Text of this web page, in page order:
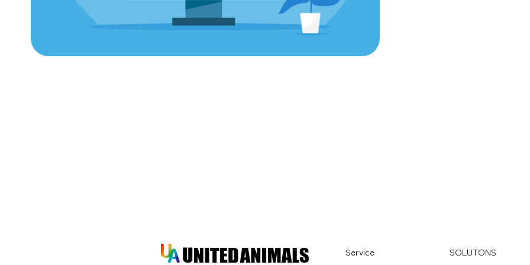
Service SOLUTONS